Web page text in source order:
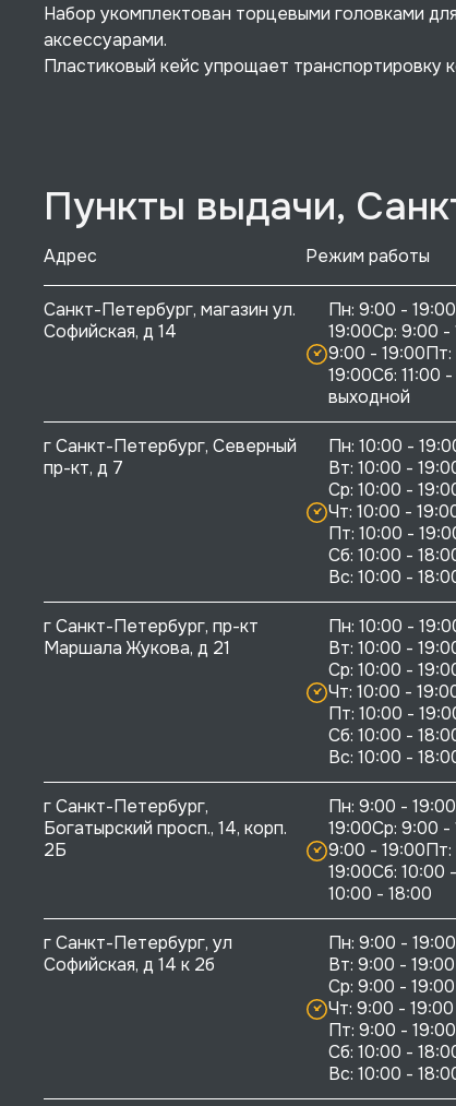
Набор укомплектован торцевыми головками
аксессуарами.
Пластиковый кейс упрощает транспортировку
Пункты выдачи,
Адрес Режим работы
Санкт-Петербург, магазин ул.
Софийская, д 14
Пн: 9:00 -
19:00Ср: 9:00 -
9:00 -
19:00Сб: 11:00
выходной
г Санкт-Петербург, Северный
пр-кт, д 7
Пн: 10:00 -
Вт: 10:00 -
Ср: 10:00 -
Чт: 10:00 -
Пт: 10:00 -
Сб: 10:00 -
г Санкт-Петербург, пр-кт
Маршала Жукова, д 21
Пн: 10:00 -
Вт: 10:00 -
Ср: 10:00 -
Чт: 10:00 -
Пт: 10:00 -
Сб: 10:00 -
г Санкт-Петербург,
Богатырский просп., 14, корп.
2Б
Пн: 9:00 -
19:00Ср: 9:00 -
9:00 -
19:00Сб: 10:00
10:00 - 18:00
г Санкт-Петербург, ул
Софийская, д 14 к 2б
Пн: 9:00 - 19:00
Вт: 9:00 - 19:00
Ср: 9:00 - 19:00
Чт: 9:00 - 19:00
Пт: 9:00 - 19:00
Сб: 10:00 -